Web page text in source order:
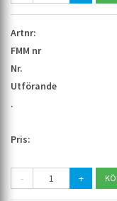
- +